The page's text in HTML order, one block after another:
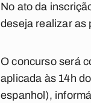
No ato da
deseja realizar as
O concurso será
aplicada às 14h
espanhol),